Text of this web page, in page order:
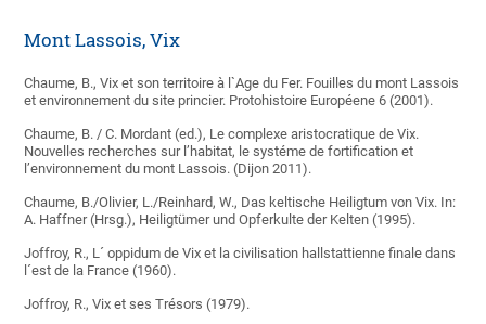
Mont Lassois, Vix
Chaume, B., Vix et son territoire à l`Age du Fer. Fouilles du mont Lassois
et environnement du site princier. Protohistoire Européene 6 (2001).
Chaume, B. / C. Mordant (ed.), Le complexe aristocratique de Vix.
Nouvelles recherches sur l’habitat, le systéme de fortification et
l’environnement du mont Lassois. (Dijon 2011).
Chaume, B./Olivier, L./Reinhard, W., Das keltische Heiligtum von Vix. In:
A. Haffner (Hrsg.), Heiligtümer und Opferkulte der Kelten (1995).
Joffroy, R., L´ oppidum de Vix et la civilisation hallstattienne finale dans
l´est de la France (1960).
Joffroy, R., Vix et ses Trésors (1979).